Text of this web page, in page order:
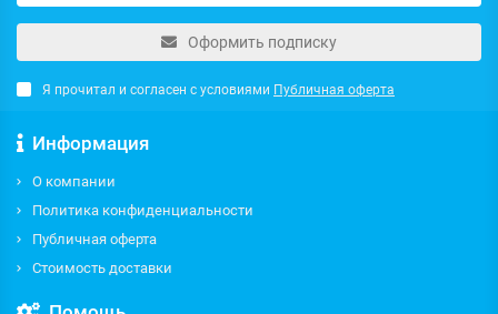
Оформить подписку
Я прочитал и согласен с условиями Публичная оферта
Информация
О компании
Политика конфиденциальности
Публичная оферта
Стоимость доставки